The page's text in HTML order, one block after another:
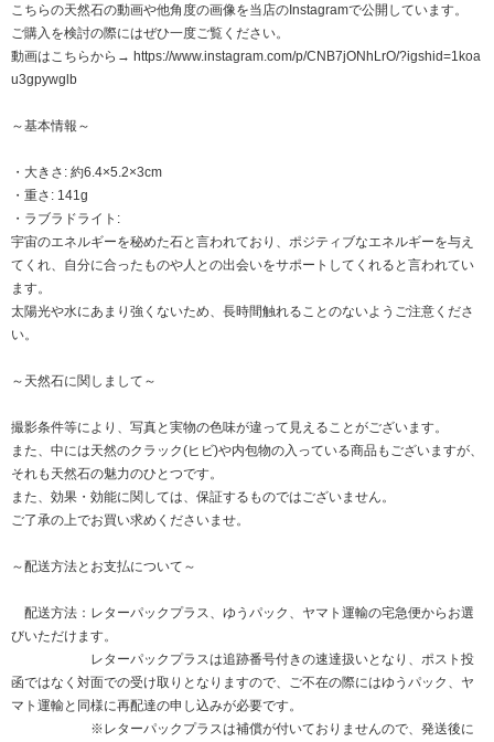
こちらの天然石の動画や他角度の画像を当店のInstagramで公開しています。
ご購入を検討の際にはぜひ一度ご覧ください。
動画はこちらから→ https://www.instagram.com/p/CNB7jONhLrO/?igshid=1koa
u3gpywglb
～基本情報～
・大きさ: 約6.4×5.2×3cm
・重さ: 141g
・ラブラドライト:
宇宙のエネルギーを秘めた石と言われており、ポジティブなエネルギーを与え
てくれ、自分に合ったものや人との出会いをサポートしてくれると言われてい
ます。
太陽光や水にあまり強くないため、長時間触れることのないようご注意くださ
い。
～天然石に関しまして～
撮影条件等により、写真と実物の色味が違って見えることがございます。
また、中には天然のクラック(ヒビ)や内包物の入っている商品もございますが、
それも天然石の魅力のひとつです。
また、効果・効能に関しては、保証するものではございません。
ご了承の上でお買い求めくださいませ。
～配送方法とお支払について～
配送方法：レターパックプラス、ゆうパック、ヤマト運輸の宅急便からお選
びいただけます。
レターパックプラスは追跡番号付きの速達扱いとなり、ポスト投
函ではなく対面での受け取りとなりますので、ご不在の際にはゆうパック、ヤ
マト運輸と同様に再配達の申し込みが必要です。
※レターパックプラスは補償が付いておりませんので、発送後に